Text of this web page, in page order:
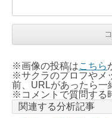
※画像の投稿はこちら
※サクラのプロフやメ
前、URLがあったら一
※コメントで質問する
関連する分析記事